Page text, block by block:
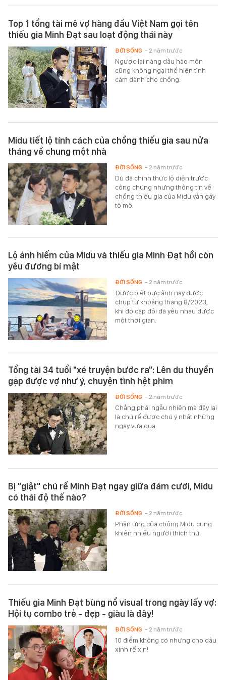
Top 1 tổng tài mê vợ hàng đầu Việt Nam gọi tên
thiếu gia Minh Đạt sau loạt động thái này
Ngược lại nàng dâu hào môn
cũng không ngại thể hiện tình
cảm dành cho chồng.
ĐỜI SỐNG - 2 năm trước
Midu tiết lộ tính cách của chồng thiếu gia sau nửa
tháng về chung một nhà
Dù đã chính thức lộ diện trước
công chúng nhưng thông tin về
chồng thiếu gia của Midu vẫn gây
tò mò.
ĐỜI SỐNG - 2 năm trước
Lộ ảnh hiếm của Midu và thiếu gia Minh Đạt hồi còn
yêu đương bí mật
Được biết bức ảnh này được
chụp từ khoảng tháng 8/2023,
khi đó cặp đôi đã yêu nhau được
một thời gian.
ĐỜI SỐNG - 2 năm trước
Tổng tài 34 tuổi "xé truyện bước ra": Lên du thuyền
gặp được vợ như ý, chuyện tình hệt phim
Chẳng phải ngẫu nhiên mà đây lại
là chú rể được chú ý nhất những
ngày vừa qua.
ĐỜI SỐNG - 2 năm trước
Bị "giật" chú rể Minh Đạt ngay giữa đám cưới, Midu
có thái độ thế nào?
Phản ứng của chồng Midu cũng
khiến nhiều người thích thú.
ĐỜI SỐNG - 2 năm trước
Thiếu gia Minh Đạt bùng nổ visual trong ngày lấy vợ:
Hội tụ combo trẻ - đẹp - giàu là đây!
10 điểm không có nhưng cho dâu
xinh rể xịn!
ĐỜI SỐNG - 2 năm trước